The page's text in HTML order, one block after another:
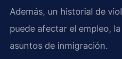
Además, un historial de
puede afectar el empleo,
asuntos de inmigración.